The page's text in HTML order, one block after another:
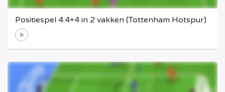
Positiespel 4:4+4 in 2 vakken (Tottenham Hotspur)